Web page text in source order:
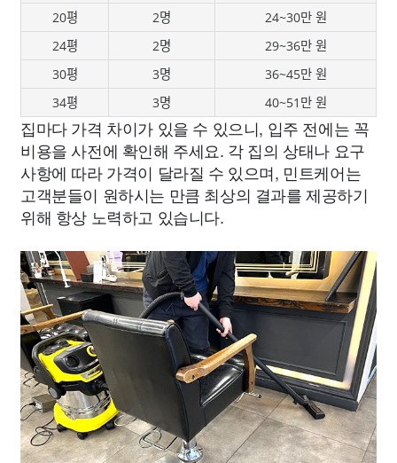
20평
2명
24~30만 원
24평
2명
29~36만 원
30평
3명
36~45만 원
34평
3명 40~51만 원
집마다 가격 차이가 있을 수 있으니, 입주 전에는 꼭
비용을 사전에 확인해 주세요. 각 집의 상태나 요구
사항에 따라 가격이 달라질 수 있으며, 민트케어는
고객분들이 원하시는 만큼 최상의 결과를 제공하기
위해 항상 노력하고 있습니다.